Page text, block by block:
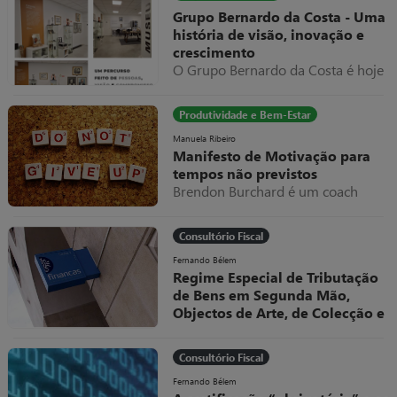
valor exorbitante, suponhamos
10.000€.
Grupo Bernardo da Costa - Uma
história de visão, inovação e
crescimento
O Grupo Bernardo da Costa é hoje
de evolução empresarial em
Portugal, destacando-se pela sua
capacidade de adaptação,
diversificação e internacionalização
ao longo de mais de seis décadas
de atividade.
Produtividade e Bem-Estar
Manuela Ribeiro
Manifesto de Motivação para
tempos não previstos
Brendon Burchard é um coach
grata por todos os valiosos
conteúdos que partilhou e partilha
livremente.
Consultório Fiscal
Fernando Bélem
Regime Especial de Tributação
de Bens em Segunda Mão,
Objectos de Arte, de Colecção e
O Decreto-Lei, nº 199/96, de 18 de
Outubro, veio regular, no sistema
fiscal português, um dos Regimes
Consultório Fiscal
Fernando Bélem